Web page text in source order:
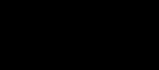
beschriebene Datenbank
Eingabe von mindestens drei
in eines der Suchfelder
und Verbleib öffnet sich